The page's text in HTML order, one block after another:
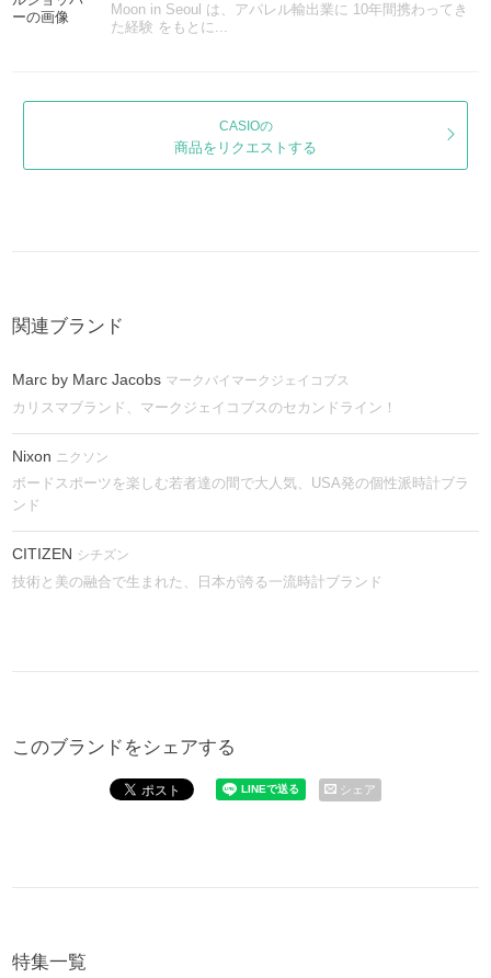
Moon in Seoul は、アパレル輸出業に 10年間携わってき
た経験 をもとに...
CASIOの
商品をリクエストする
関連ブランド
Marc by Marc Jacobs マークバイマークジェイコブス
カリスマブランド、マークジェイコブスのセカンドライン！
Nixon ニクソン
ボードスポーツを楽しむ若者達の間で大人気、USA発の個性派時計ブラ
ンド
CITIZEN シチズン
技術と美の融合で生まれた、日本が誇る一流時計ブランド
このブランドをシェアする
シェア
特集一覧